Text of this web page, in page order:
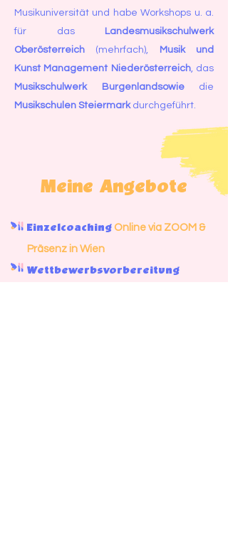
Meine Angebote
Einzelcoaching Online via ZOOM &
Präsenz in Wien
Wettbewerbsvorbereitung
Musikuniversität und habe Workshops u. a.
für das
Landesmusikschulwerk
Oberösterreich (mehrfach),
Musik und
Kunst Management Niederösterreich, das
Musikschulwerk Burgenlandsowiedie
Musikschulen Steiermarkdurchgeführt.